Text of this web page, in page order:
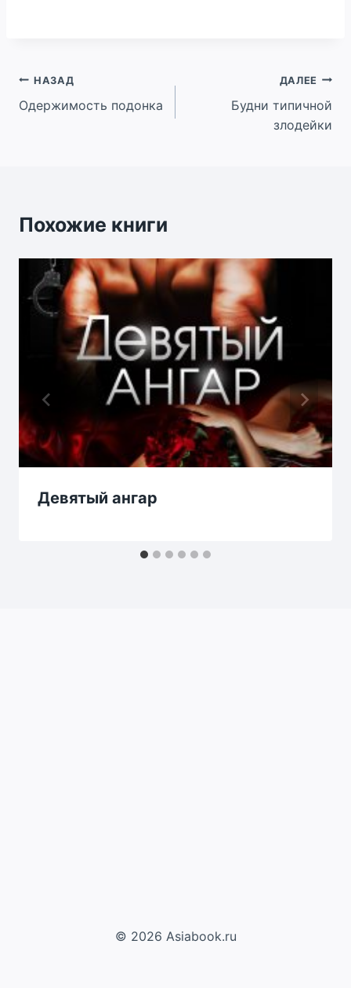
Навигация
по
НАЗАД
Одержимость подонка
ДАЛЕЕ
Будни типичной
злодейки
Похожие книги
Девятый ангар
© 2026 Asiabook.ru